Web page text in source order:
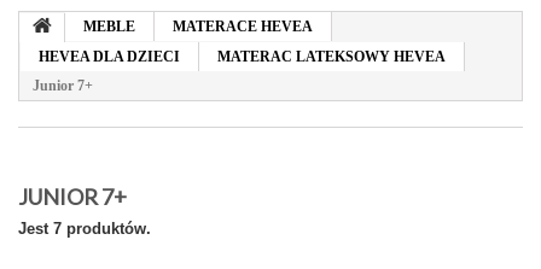
MEBLE
MATERACE HEVEA
HEVEA DLA DZIECI
MATERAC LATEKSOWY HEVEA
Junior 7+
JUNIOR 7+
Jest 7 produktów.